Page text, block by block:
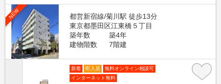
NEW
都営新宿線/菊川駅 徒歩13分
東京都墨田区江東橋５丁目
築年数
築4年
建物階数
7階建
新着 即入居
無料オンライン相談可
インターネット無料